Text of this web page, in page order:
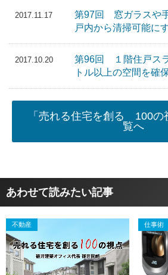
2017.11.17
第97回 窓ガラスや
戸内から清掃可能に
2017.10.20
第96回 １階住戸ス
トル以上の空間を確
「売れる住宅を創る 100の
覧へ
あわせて読みたい記事
不動産 仕事術